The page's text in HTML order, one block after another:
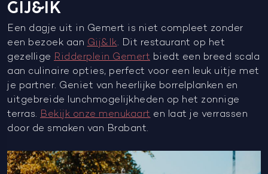
GIJ&IK
Een dagje uit in Gemert is niet compleet zonder
een bezoek aan Gij&Ik. Dit restaurant op het
gezellige Ridderplein Gemert biedt een breed scala
aan culinaire opties, perfect voor een leuk uitje met
je partner. Geniet van heerlijke borrelplanken en
uitgebreide lunchmogelijkheden op het zonnige
terras. Bekijk onze menukaart en laat je verrassen
door de smaken van Brabant.